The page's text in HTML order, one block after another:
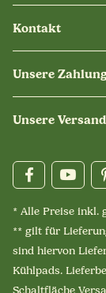
Kontakt
Unsere
Unsere
* Alle Preise inkl.
** gilt für
sind hiervon
Kühlpads.